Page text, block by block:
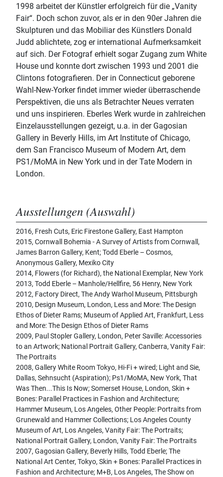
1998 arbeitet der Künstler erfolgreich für die „Vanity
Fair“. Doch schon zuvor, als er in den 90er Jahren die
Skulpturen und das Mobiliar des Künstlers Donald
Judd ablichtete, zog er international Aufmerksamkeit
auf sich. Der Fotograf erhielt sogar Zugang zum White
House und konnte dort zwischen 1993 und 2001 die
Clintons fotografieren. Der in Connecticut geborene
Wahl-New-Yorker findet immer wieder überraschende
Perspektiven, die uns als Betrachter Neues verraten
und uns inspirieren. Eberles Werk wurde in zahlreichen
Einzelausstellungen gezeigt, u.a. in der Gagosian
Gallery in Beverly Hills, im Art Institute of Chicago,
dem San Francisco Museum of Modern Art, dem
PS1/MoMA in New York und in der Tate Modern in
London.
Ausstellungen (Auswahl)
2016, Fresh Cuts, Eric Firestone Gallery, East Hampton
2015, Cornwall Bohemia - A Survey of Artists from Cornwall,
James Barron Gallery, Kent; Todd Eberle – Cosmos,
Anonymous Gallery, Mexiko City
2014, Flowers (for Richard), the National Exemplar, New York
2013, Todd Eberle – Manhole/Hellfire, 56 Henry, New York
2012, Factory Direct, The Andy Warhol Museum, Pittsburgh
2010, Design Museum, London, Less and More: The Design
Ethos of Dieter Rams; Museum of Applied Art, Frankfurt, Less
and More: The Design Ethos of Dieter Rams
2009, Paul Stopler Gallery, London, Peter Saville: Accessories
to an Artwork; National Portrait Gallery, Canberra, Vanity Fair:
The Portraits
2008, Gallery White Room Tokyo, Hi-Fi + wired; Light and Sie,
Dallas, Sehnsucht (Aspiration); Ps1/MoMA, New York, That
Was Then...This Is Now; Somerset House, London, Skin +
Bones: Parallel Practices in Fashion and Architecture;
Hammer Museum, Los Angeles, Other People: Portraits from
Grunewald and Hammer Collections; Los Angeles County
Museum of Art, Los Angeles, Vanity Fair: The Portraits;
National Portrait Gallery, London, Vanity Fair: The Portraits
2007, Gagosian Gallery, Beverly Hills, Todd Eberle; The
National Art Center, Tokyo, Skin + Bones: Parallel Practices in
Fashion and Architecture; M+B, Los Angeles, The Show on